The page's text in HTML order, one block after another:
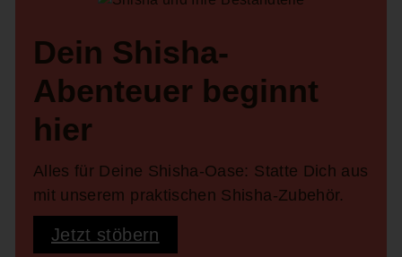
Dein Shisha-
Abenteuer beginnt
hier
Alles für Deine Shisha-Oase: Statte Dich aus
mit unserem praktischen Shisha-Zubehör.
Jetzt stöbern